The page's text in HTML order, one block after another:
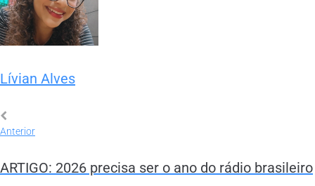
Lívian Alves
Anterior
ARTIGO: 2026 precisa ser o ano do rádio brasileiro